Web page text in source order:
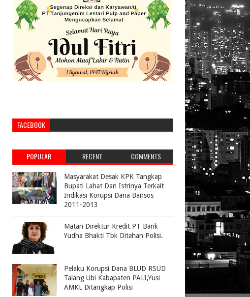
FACEBOOK
POPULAR RECENT COMMENTS
Masyarakat Desak KPK Tangkap
Bupati Lahat Dan Istrinya Terkait
Indikasi Korupsi Dana Bansos
2011-2013
Matan Direktur Kredit PT Bank
Yudha Bhakti Tbk Ditahan Polisi.
Pelaku Korupsi Dana BLUD RSUD
Talang Ubi Kabapaten PALI,Yusi
AMKL Ditangkap Polisi